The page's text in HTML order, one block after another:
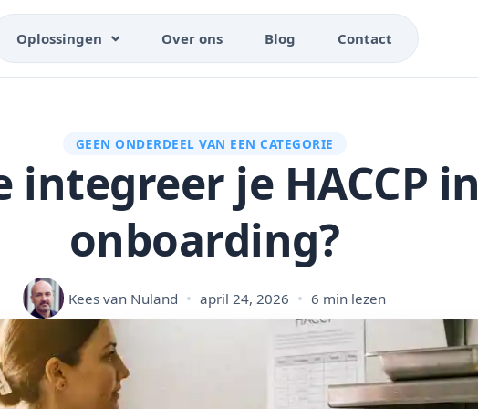
Oplossingen Over ons Blog Contact
GEEN ONDERDEEL VAN EEN CATEGORIE
integreer je HACCP in
onboarding?
Kees van Nuland april 24, 2026 6 min lezen